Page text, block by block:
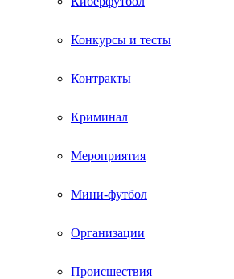
Конкурсы и тесты
Контракты
Криминал
Мероприятия
Мини-футбол
Организации
Происшествия